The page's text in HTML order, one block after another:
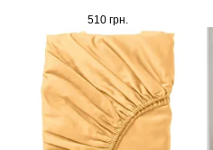
510 грн.